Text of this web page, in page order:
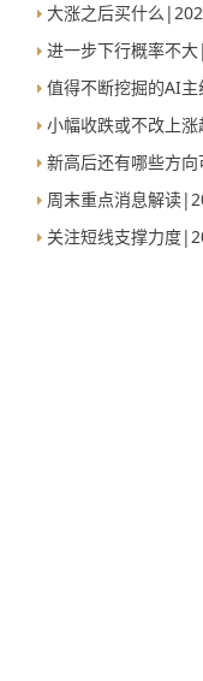
大涨之后买什么
进一步下行概率不
值得不断挖掘的AI主
小幅收跌或不改上
新高后还有哪些方向
周末重点消息解读
关注短线支撑力度